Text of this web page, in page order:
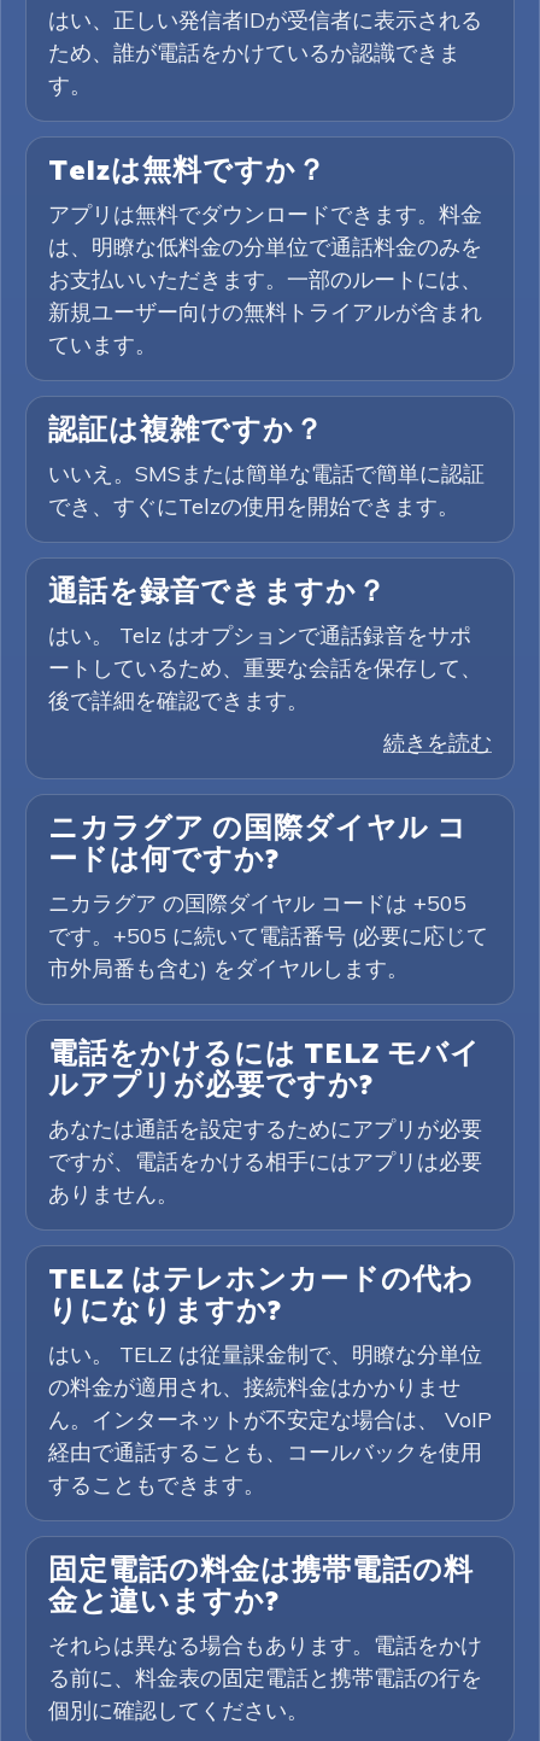
はい、正しい発信者IDが受信者に表示される
ため、誰が電話をかけているか認識できま
す。
Telzは無料ですか？
アプリは無料でダウンロードできます。料金
は、明瞭な低料金の分単位で通話料金のみを
お支払いいただきます。一部のルートには、
新規ユーザー向けの無料トライアルが含まれ
ています。
認証は複雑ですか？
いいえ。SMSまたは簡単な電話で簡単に認証
でき、すぐにTelzの使用を開始できます。
通話を録音できますか？
はい。 Telz はオプションで通話録音をサポ
ートしているため、重要な会話を保存して、
後で詳細を確認できます。
続きを読む
ニカラグア の国際ダイヤル コ
ードは何ですか?
ニカラグア の国際ダイヤル コードは +505
です。+505 に続いて電話番号 (必要に応じて
市外局番も含む) をダイヤルします。
電話をかけるには TELZ モバイ
ルアプリが必要ですか?
あなたは通話を設定するためにアプリが必要
ですが、電話をかける相手にはアプリは必要
ありません。
TELZ はテレホンカードの代わ
りになりますか?
はい。 TELZ は従量課金制で、明瞭な分単位
の料金が適用され、接続料金はかかりませ
ん。インターネットが不安定な場合は、 VoIP
経由で通話することも、コールバックを使用
することもできます。
固定電話の料金は携帯電話の料
金と違いますか?
それらは異なる場合もあります。電話をかけ
る前に、料金表の固定電話と携帯電話の行を
個別に確認してください。